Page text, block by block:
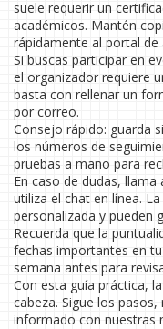
suele requerir un
académicos. Mantén
rápidamente al portal de
Si buscas participar en
el organizador requiere
basta con rellenar un
por correo.
Consejo rápido: guarda
los números de
pruebas a mano para
En caso de dudas,
utiliza el chat en línea.
personalizada y pueden
Recuerda que la
fechas importantes en
semana antes para
Con esta guía práctica,
cabeza. Sigue los
informado con nuestras